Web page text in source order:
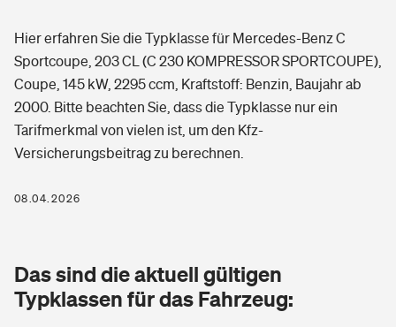
Arbeitsrechtsschutz
Berufshaftpflichtversicherung
Zur Übersicht
Rentenrechner: Wie viel Geld bekomme ich im Alter?
Wer versichert was: Jetzt Versicherer finden
Hausratversicherung
Elementarversicherung
Photovoltaik
Vermieterrrechtsschutz
Mietkautionsversicherung
Pri­vate Haft­pflicht­
Rechts­schutz­ver­si­che­rung
Fahrradversicherung
Unfallversicherung
Kinderinvalidität
Gesundheit
Private Krankenversicherung
Tierkrankenversicherung
Hier erfahren Sie die Typklasse für Mercedes-Benz C
Sportcoupe, 203 CL (C 230 KOMPRESSOR SPORTCOUPE),
Coupe, 145 kW, 2295 ccm, Kraftstoff: Benzin, Baujahr ab
2000. Bitte beachten Sie, dass die Typklasse nur ein
Tarifmerkmal von vielen ist, um den Kfz-
Versicherungsbeitrag zu berechnen.
08.04.2026
Das sind die aktuell gültigen
Typklassen für das Fahrzeug: